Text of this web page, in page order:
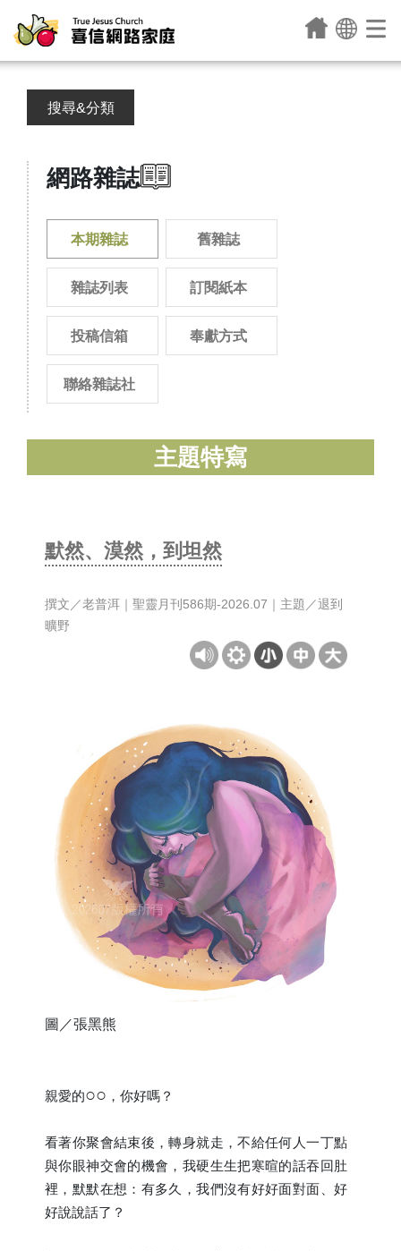
搜尋&分類
網路雜誌
本期雜誌 舊雜誌
雜誌列表 訂閱紙本
投稿信箱 奉獻方式
聯絡雜誌社
主題特寫
默然、漠然，到坦然
撰文／老普洱｜聖靈月刊586期-2026.07｜主題／退到
曠野
圖／張黑熊
親愛的○○ ，你好嗎？
看著你聚會結束後，轉身就走，不給任何人一丁點
與你眼神交會的機會，我硬生生把寒暄的話吞回肚
裡，默默在想：有多久，我們沒有好好面對面、好
好說說話了？